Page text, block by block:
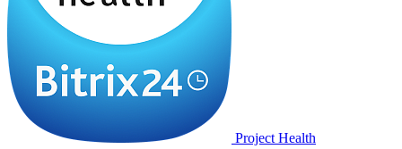
Project Health